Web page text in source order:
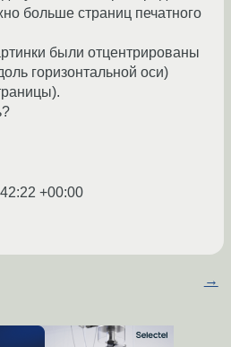
больше страниц печатного
были отцентрированы
горизонтальной оси)
+00:00
→